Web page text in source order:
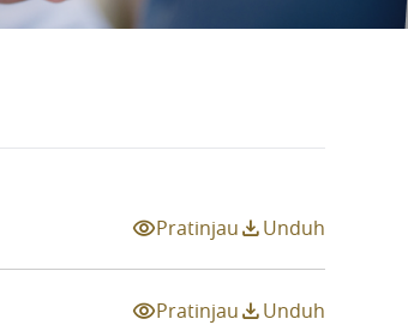
Pratinjau Unduh
Pratinjau Unduh